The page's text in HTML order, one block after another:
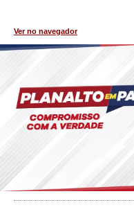
Ver no navegador